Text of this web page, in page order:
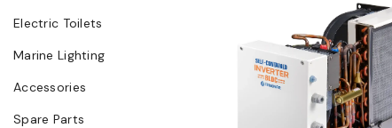
Electric Toilets
Marine Lighting
Accessories
Spare Parts